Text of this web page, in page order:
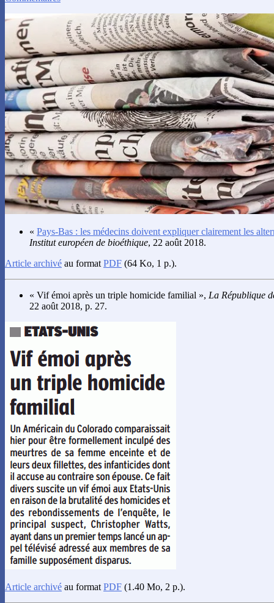
« Pays-Bas : les médecins doivent expliquer clairement les
Institut européen de bioéthique, 22 août 2018.
Article archivé au format PDF (64 Ko, 1 p.).
« Vif émoi après un triple homicide familial », La République
22 août 2018, p. 27.
Article archivé au format PDF (1.40 Mo, 2 p.).